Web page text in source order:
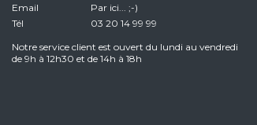
Email
Par ici... ;-)
Tél
03 20 14 99 99
Notre service client est ouvert du lundi au vendredi
de 9h à 12h30 et de 14h à 18h